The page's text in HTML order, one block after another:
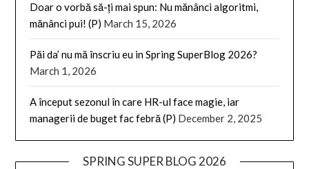
Doar o vorbă să-ți mai spun: Nu mănânci algoritmi,
mănânci pui! (P) March 15, 2026
Păi da’ nu mă înscriu eu in Spring SuperBlog 2026?
March 1, 2026
A început sezonul în care HR-ul face magie, iar
managerii de buget fac febră (P) December 2, 2025
SPRING SUPER BLOG 2026